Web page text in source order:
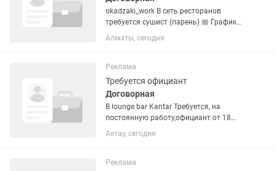
okadzaki_work В сеть ресторанов
требуется сушист (парень) 📅 График
работы: 6/1 ⏰ Время работы: • 12:00–
раза в месяц –...
Алматы, сегодня
Реклама
Требуется официант
Договорная
В lounge bar Kantar Требуется, на
постоянную работу,официант от 18
лет. Требования: Опыт работы
официантом от 1-3 года • Умение
стрессоустойчивость •...
Актау, сегодня
Реклама